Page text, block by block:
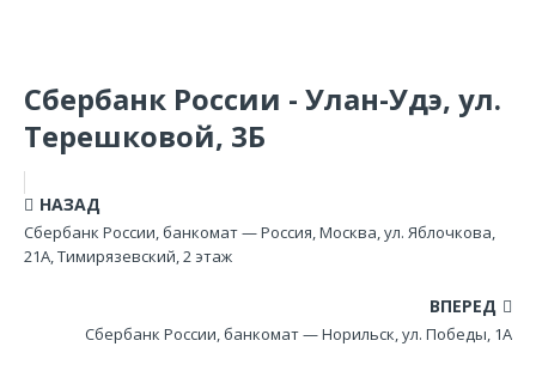
Сбербанк России - Улан-Удэ, ул.
Терешковой, 3Б
НАЗАД
Сбербанк России, банкомат — Россия, Москва, ул. Яблочкова,
21А, Тимирязевский, 2 этаж
ВПЕРЕД
Сбербанк России, банкомат — Норильск, ул. Победы, 1А